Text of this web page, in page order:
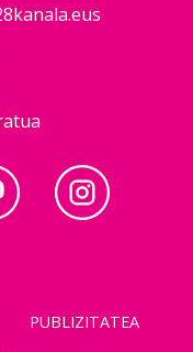
PUBLIZITATEA